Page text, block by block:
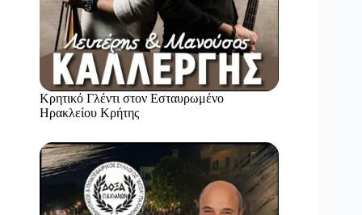
Κρητικό Γλέντι στον Εσταυρωμένο
Ηρακλείου Κρήτης